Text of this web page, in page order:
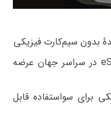
بدون سیم‌کارت فیزیکی
در سراسر جهان عرضه
برای سواستفاده قابل